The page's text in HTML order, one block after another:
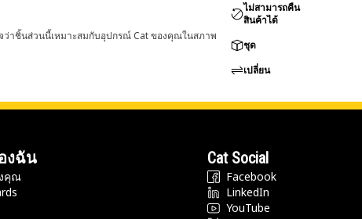
าชิ้นส่วนนี้เหมาะสมกับอุปกรณ์ Cat ของคุณในสภาพ
ไม่สามารถคืน
สินค้าได้
ชุด
เปลี่ยน
งฉัน
คุณ
Cat Social
Facebook
LinkedIn
YouTube